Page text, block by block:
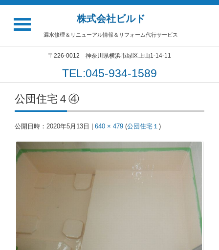
株式会社ビルド
漏水修理＆リニューアル情報＆リフォーム代行サービス
〒226-0012 神奈川県横浜市緑区上山1-14-11
TEL:045-934-1589
公団住宅４④
公開日時： 2020年5月13日 640 × 479 (公団住宅１ )